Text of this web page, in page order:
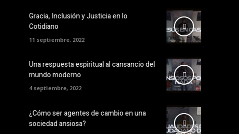
Gracia, Inclusión y Justicia en lo
Cotidiano
11 septiembre, 2022
Una respuesta espiritual al cansancio del
mundo moderno
4 septiembre, 2022
¿Cómo ser agentes de cambio en una
sociedad ansiosa?